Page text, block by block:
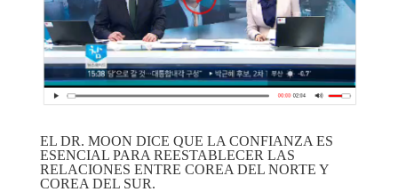
EL DR. MOON DICE QUE LA CONFIANZA ES
ESENCIAL PARA REESTABLECER LAS
RELACIONES ENTRE COREA DEL NORTE Y
COREA DEL SUR.